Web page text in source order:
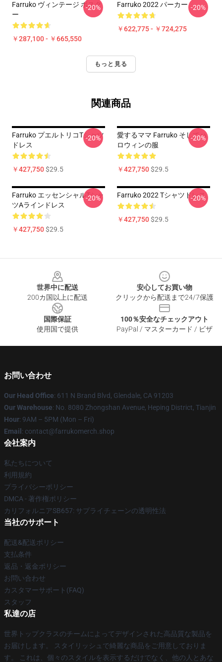
Farruko ヴィンテージ ポスタ
ー
￥287,100 - ￥665,550
-20% Farruko 2022 パーカー
￥622,775 - ￥724,275
-20%
もっと見る
関連商品
Farruko プエルトリコTシャツ
ドレス
￥427,750$29.5
-20%
愛するママ Farruko そしてハ
ロウィンの服
￥427,750$29.5
-20%
Farruko エッセンシャルTシャ
ツAラインドレス
￥427,750$29.5
-20% Farruko 2022 Tシャツドレス
￥427,750$29.5
-20%
世界中に配送
200カ国以上に配送
安心してお買い物
クリックから配送まで24/7保護
国際保証
使用国で提供
100％安全なチェックアウト
PayPal / マスターカード / ビザ
お問い合わせ
Our Head Office: 611 N Brand Blvd, Glendale, CA 91203
Our Warehouse: No. 8080 Zhongshan Avenue, Heping District, Tianjin
Hour: 9AM – 5PM (Mon – Fri)
Email : contact@farrukomerch.shop
会社案内
私たちについて
利用規約
プライバシーポリシー
DMCA - 著作権ポリシー
カリフォルニアSB657: サプライチェーンの透明性法
当社のサポート
配送&配送ポリシー
支払条件
返品・返金ポリシー
お問い合わせ
カスタマーサポート(FAQ)
スタッフ
私達の店
世界トップクラスのチームによってデザインされた高品質な製品を
お届けします。 スタイリッシュで綺麗な商品をご用意しておりま
す。 これは、個々のスタイルを表示するだけでなく、他の人とあな